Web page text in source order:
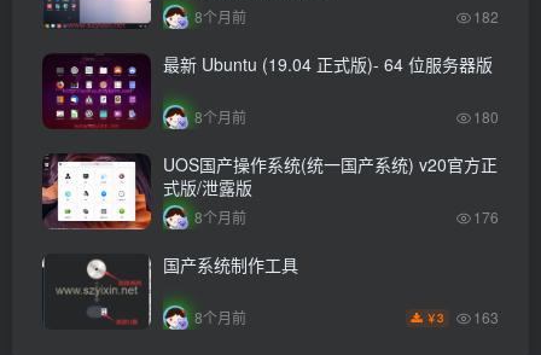
8个月前 182
最新 Ubuntu (19.04 正式版)- 64 位服务器版
8个月前 180
UOS国产操作系统(统一国产系统) v20官方正
式版/泄露版
8个月前 176
国产系统制作工具
8个月前 ￥3 163